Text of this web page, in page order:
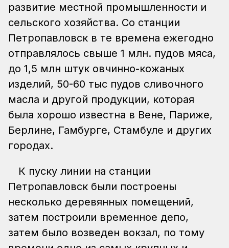
развитие местной промышленности и
сельского хозяйства. Со станции
Петропавловск в те времена ежегодно
отправлялось свыше 1 млн. пудов мяса,
до 1,5 млн штук овчинно-кожаных
изделий, 50-60 тыс пудов сливочного
масла и другой продукции, которая
была хорошо известна в Вене, Париже,
Берлине, Гамбурге, Стамбуле и других
городах.
К пуску линии на станции
Петропавловск были построены
несколько деревянных помещений,
затем построили временное депо,
затем было возведен вокзал, по тому